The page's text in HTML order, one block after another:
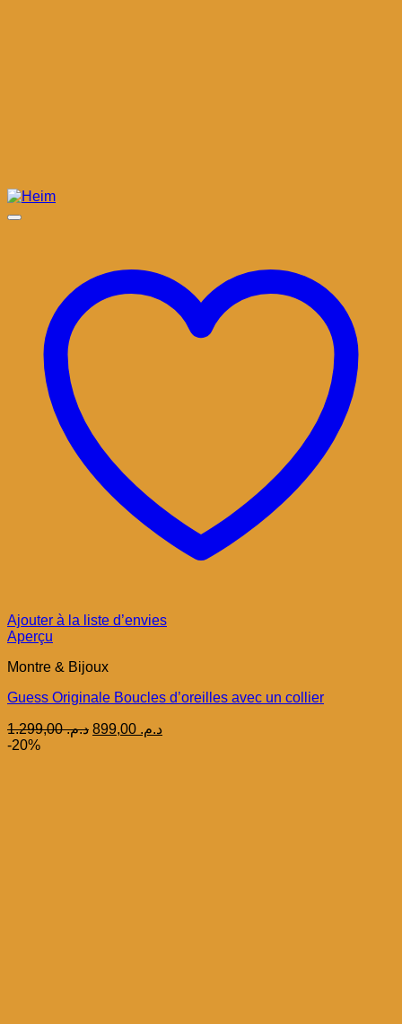
Ajouter à la liste d’envies
Aperçu
Montre & Bijoux
Guess Originale Boucles d’oreilles avec un collier
د.م.1.299,00
Le
د.م.Le
-20%